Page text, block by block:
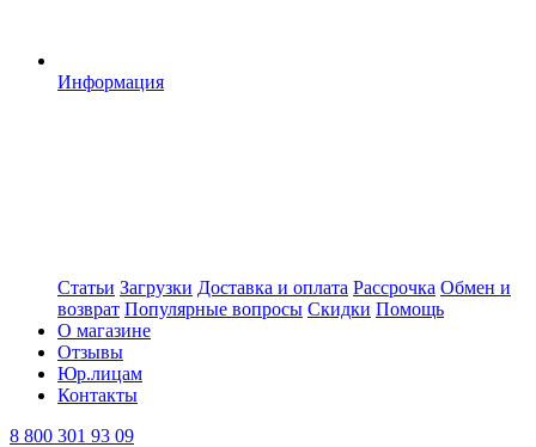
Информация
Статьи Загрузки Доставка и оплата Рассрочка Обмен и
возврат Популярные вопросы Скидки Помощь
О магазине
Отзывы
Юр.лицам
Контакты
8 800 301 93 09